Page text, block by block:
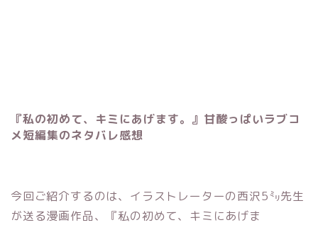
『私の初めて、キミにあげます。』甘酸っぱいラブコ
メ短編集のネタバレ感想
今回ご紹介するのは、イラストレーターの西沢5㍉先生
が送る漫画作品、『私の初めて、キミにあげま